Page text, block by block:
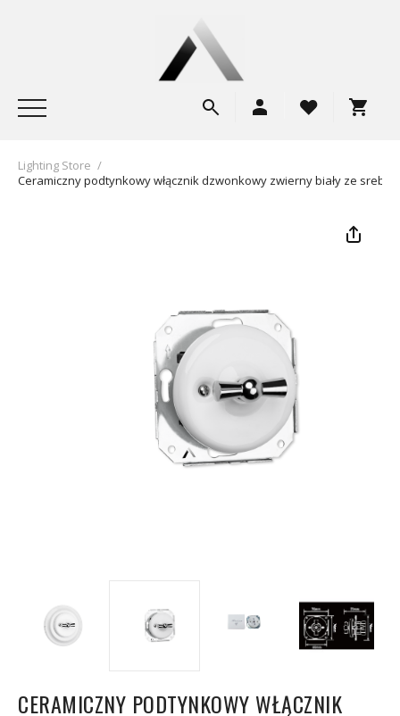
Lighting Store /
Ceramiczny podtynkowy włącznik dzwonkowy zwierny biały ze
CERAMICZNY PODTYNKOWY WŁĄCZNIK